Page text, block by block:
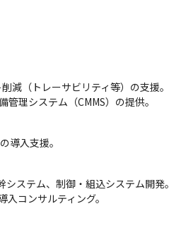
減（トレーサビリティ等）の支援。
理システム（CMMS）の提供。
導入支援。
ステム、制御・組込システム開発。
コンサルティング。